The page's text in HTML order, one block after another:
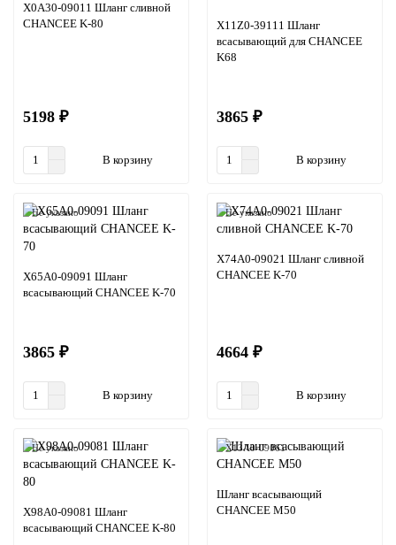
X0A30-09011 Шланг сливной
CHANCEE K-80
5198 ₽
В корзину
X11Z0-39111 Шланг
всасывающий для CHANCEE
K68
3865 ₽
В корзину
Не указано
X65A0-09091 Шланг
всасывающий CHANCEE K-70
3865 ₽
В корзину
Не указано
X74A0-09021 Шланг сливной
CHANCEE K-70
4664 ₽
В корзину
Не указано
X98A0-09081 Шланг
всасывающий CHANCEE K-80
X13A0-09061
Шланг всасывающий
CHANCEE M50